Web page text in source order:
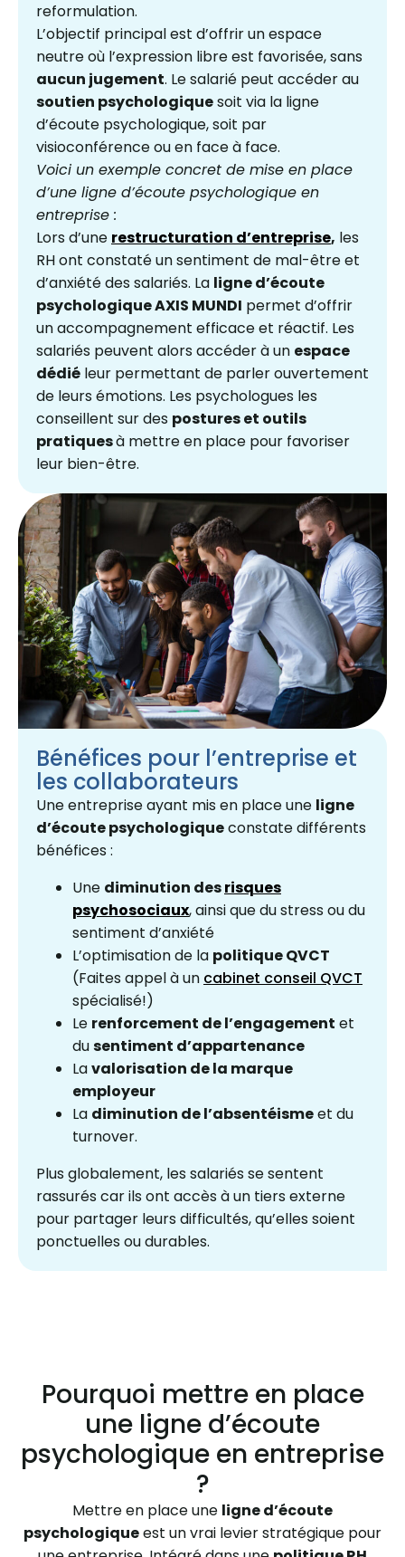
reformulation.
L’objectif principal est d’offrir un espace
neutre où l’expression libre est favorisée, sans
aucun jugement. Le salarié peut accéder au
soutien psychologiquesoit via la ligne
d’écoute psychologique, soit par
visioconférence ou en face à face.
Voici un exemple concret de mise en place
d’une ligne d’écoute psychologique en
entreprise :
Lors d’une restructuration d’entreprise, les
RH ont constaté un sentiment de mal-être et
d’anxiété des salariés. La ligne d’écoute
psychologique AXIS MUNDI permet d’offrir
un accompagnement efficace et réactif. Les
salariés peuvent alors accéder à un espace
dédié leur permettant de parler ouvertement
de leurs émotions. Les psychologues les
conseillent sur des postures et outils
pratiquesà mettre en place pour favoriser
leur bien-être.
Bénéfices pour l’entreprise et
les collaborateurs
Une entreprise ayant mis en place une ligne
d’écoute psychologiqueconstate différents
bénéfices :
Une diminution desrisques
psychosociaux, ainsi que du stress ou du
sentiment d’anxiété
L’optimisation de la politique QVCT
(Faites appel à un cabinet conseil QVCT
spécialisé!)
Le renforcement de l’engagement et
dusentiment d’appartenance
Lavalorisation de la marque
employeur
La diminution de l’absentéismeet du
turnover.
Plus globalement, les salariés se sentent
rassurés car ils ont accès à un tiers externe
pour partager leurs difficultés, qu’elles soient
ponctuelles ou durables.
Pourquoi mettre en place
une ligne d’écoute
psychologique en entreprise
?
Mettre en place une ligne d’écoute
psychologiqueest un vrai levier stratégique pour